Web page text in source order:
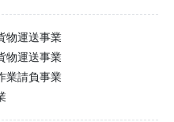
物運送事業
物運送事業
業請負事業